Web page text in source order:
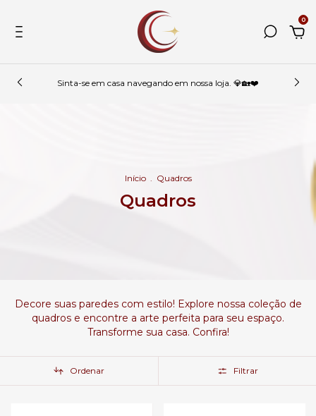
0
Sinta-se em casa navegando em nossa loja. 💎🏡❤️
Início . Quadros
Quadros
Decore suas paredes com estilo! Explore nossa coleção de
quadros e encontre a arte perfeita para seu espaço.
Transforme sua casa. Confira!
Ordenar Filtrar